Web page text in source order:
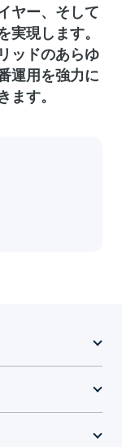
ヤー、そして
実現します。
ッドのあらゆ
運用を強力に
ます。